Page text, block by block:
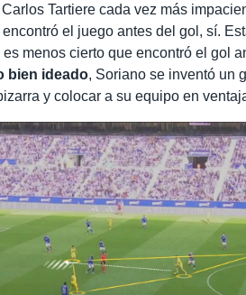
Tartiere cada vez más
el juego antes del gol, sí.
menos cierto que encontró el gol
bien ideado, Soriano se inventó un
y colocar a su equipo en